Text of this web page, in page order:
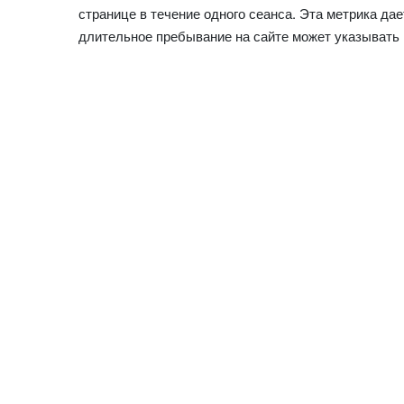
странице в течение одного сеанса. Эта метрика
длительное пребывание на сайте может